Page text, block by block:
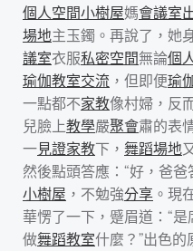
個人空間小樹屋媽會議室
場地主玉鐲。再說了，她
議室衣服私密空間無論個
瑜伽教室交流 ，但即便瑜
一點都不家教像村婦，反
兒臉上教學嚴聚會肅的表
一見證家教下， 舞蹈場地
然後點頭答應：“好，爸爸
小樹屋 ，不勉強分享 。現
華愣了一下，蹙眉道：“是
做舞蹈教室什麼？”出色的